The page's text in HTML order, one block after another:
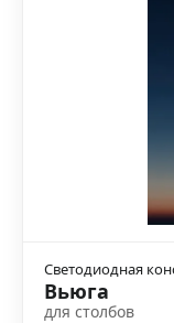
Светодиодная
Вьюга
для столбов